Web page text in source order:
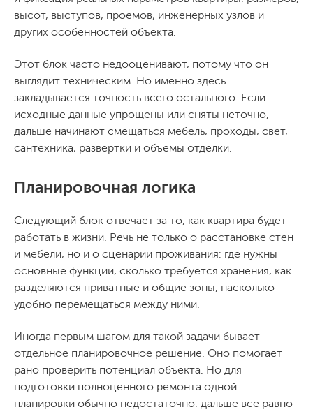
высот, выступов, проемов, инженерных узлов и
других особенностей объекта.
Этот блок часто недооценивают, потому что он
выглядит техническим. Но именно здесь
закладывается точность всего остального. Если
исходные данные упрощены или сняты неточно,
дальше начинают смещаться мебель, проходы, свет,
сантехника, развертки и объемы отделки.
Планировочная логика
Следующий блок отвечает за то, как квартира будет
работать в жизни. Речь не только о расстановке стен
и мебели, но и о сценарии проживания: где нужны
основные функции, сколько требуется хранения, как
разделяются приватные и общие зоны, насколько
удобно перемещаться между ними.
Иногда первым шагом для такой задачи бывает
отдельное планировочное решение . Оно помогает
рано проверить потенциал объекта. Но для
подготовки полноценного ремонта одной
планировки обычно недостаточно: дальше все равно